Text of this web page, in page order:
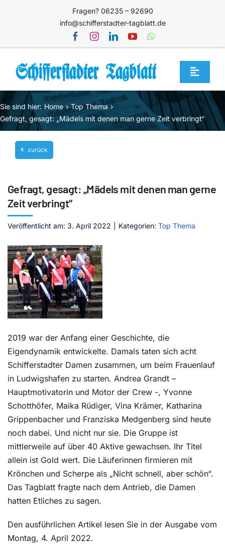
Fragen? 06235 – 92690
info@schifferstadter-tagblatt.de
Toggle
Home
Themen
Blog
Unternehmen
Mediathek
Jetzt abonnieren
Sie sind hier: Home
Top Thema
Gefragt, gesagt: „Mädels mit denen man gerne Zeit verbringt“
zurück
Gefragt, gesagt: „Mädels mit denen man gerne
Zeit verbringt“
Veröffentlicht am: 3. April 2022 Kategorien: Top Thema
2019 war der Anfang einer Geschichte, die
Eigendynamik entwickelte. Damals taten sich acht
Schifferstadter Damen zusammen, um beim Frauenlauf
in Ludwigshafen zu starten. Andrea Grandt –
Hauptmotivatorin und Motor der Crew -, Yvonne
Schotthöfer, Maika Rüdiger, Vina Krämer, Katharina
Grippenbacher und Franziska Medgenberg sind heute
noch dabei. Und nicht nur sie. Die Gruppe ist
mittlerweile auf über 40 Aktive gewachsen. Ihr Titel
allein ist Gold wert. Die Läuferinnen firmieren mit
Krönchen und Scherpe als „Nicht schnell, aber schön“.
Das Tagblatt fragte nach dem Antrieb, die Damen
hatten Etliches zu sagen.
Den ausführlichen Artikel lesen Sie in der Ausgabe vom
Montag, 4. April 2022.